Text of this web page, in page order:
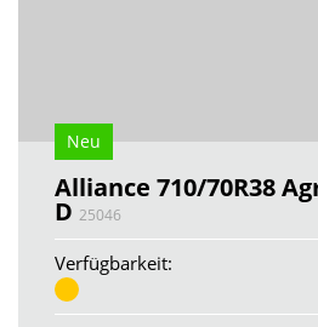
Neu
Alliance 710/70R38
D 25046
Verfügbarkeit: